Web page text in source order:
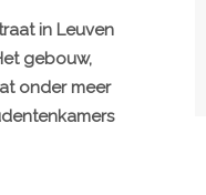
in Leuven
gebouw,
onder meer